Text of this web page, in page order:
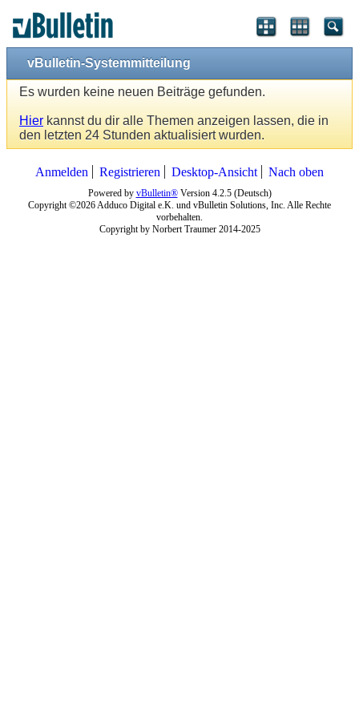
vBulletin-Systemmitteilung
Es wurden keine neuen Beiträge gefunden.
Hier kannst du dir alle Themen anzeigen lassen, die in
den letzten 24 Stunden aktualisiert wurden.
Anmelden Registrieren Desktop-Ansicht Nach oben
Powered by vBulletin®Version 4.2.5 (Deutsch)
Copyright ©2026 Adduco Digital e.K. und vBulletin Solutions, Inc. Alle Rechte
vorbehalten.
Copyright by Norbert Traumer 2014-2025